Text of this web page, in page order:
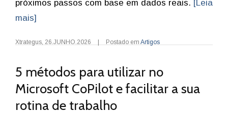
próximos passos com base em dados reais. [Leia
mais]
Xtrategus, 26.JUNHO.2026 Postado em Artigos
5 métodos para utilizar no
Microsoft CoPilot e facilitar a sua
rotina de trabalho